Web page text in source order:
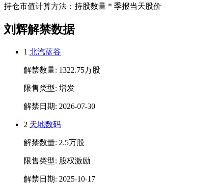
持仓市值计算方法：持股数量 * 季报当天股价
刘辉解禁数据
1 北汽蓝谷
解禁数量: 1322.75万股
限售类型: 增发
解禁日期: 2026-07-30
2 天地数码
解禁数量: 2.5万股
限售类型: 股权激励
解禁日期: 2025-10-17